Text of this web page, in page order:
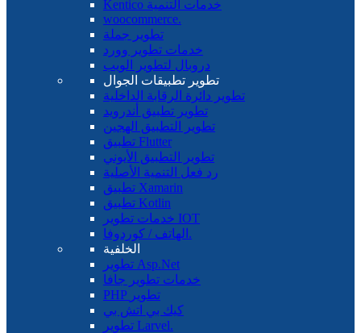
Kentico خدمات التنمية
woocommerce.
تطوير جملة
خدمات تطوير وورد
دروبال لتطوير الويب
تطوير تطبيقات الجوال
تطوير دائرة الرقابة الداخلية
تطوير تطبيق أندرويد
تطوير التطبيق الهجين
تطبيق Flutter
تطوير التطبيق الأيوني
رد فعل التنمية الأصلية
تطبيق Xamarin
تطبيق Kotlin
خدمات تطوير IOT
الهاتف / كوردوفا.
الخلفية
تطوير Asp.Net
خدمات تطوير جافا
PHP تطوير
كيك بي اتش بي
تطوير Larvel.